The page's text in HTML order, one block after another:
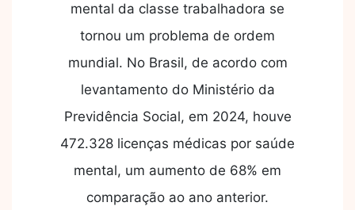
mental da classe trabalhadora se
tornou um problema de ordem
mundial. No Brasil, de acordo com
levantamento do Ministério da
Previdência Social, em 2024, houve
472.328 licenças médicas por saúde
mental, um aumento de 68% em
comparação ao ano anterior.